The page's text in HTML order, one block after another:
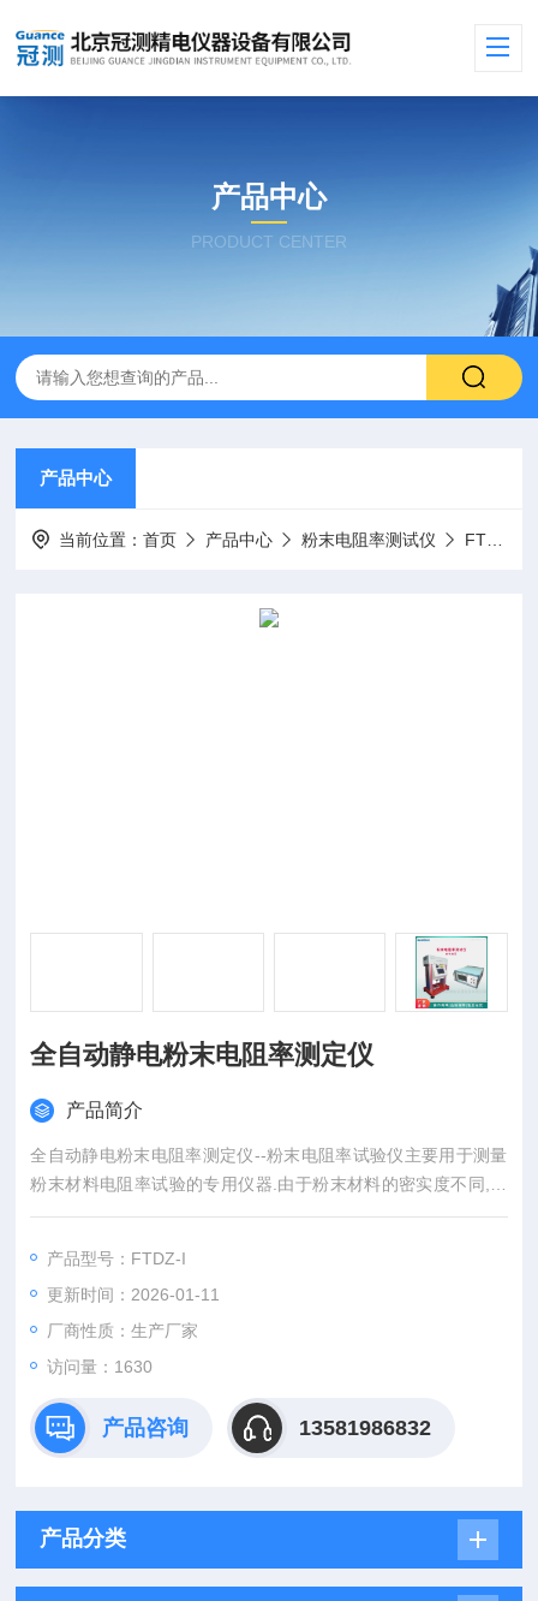
产品中心
PRODUCT CENTER
产品中心
当前位置：首页 产品中心 粉末电阻率测试仪 FTDZ-I-粉末电阻率测试仪
全自动静电粉末电阻率测定仪
产品简介
全自动静电粉末电阻率测定仪--粉末电阻率试验仪主要用于测量
粉末材料电阻率试验的专用仪器.由于粉末材料的密实度不同,在
松装和振实密度条件下,所测试得到的数据是不同的,所以测试粉
测试及对比.仪器由主机、测试架两大部分组成。
产品型号：FTDZ-I
更新时间：2026-01-11
厂商性质：生产厂家
访问量：1630
产品咨询 13581986832
产品分类